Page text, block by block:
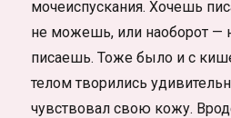
мочеиспускания. Хочешь
не можешь, или наоборот —
писаешь. Тоже было и с
телом творились
чувствовал свою кожу.